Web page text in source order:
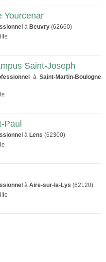
Yourcenar
à Beuvry (62660)
Saint-Joseph
à Saint-Martin-Boulogne
Paul
à Lens (62300)
à Aire-sur-la-Lys (62120)